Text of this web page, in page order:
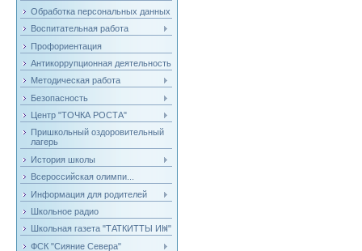
Обработка персональных данных
Воспитательная работа
Профориентация
Антикоррупционная деятельность
Методическая работа
Безопасность
Центр "ТОЧКА РОСТА"
Пришкольный оздоровительный
лагерь
История школы
Всероссийская олимпи...
Информация для родителей
Школьное радио
Школьная газета "ТАТКИТТЫ ИН"
ФСК "Сияние Севера"